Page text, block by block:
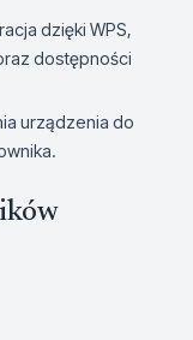
dzięki WPS,
dostępności
urządzenia do